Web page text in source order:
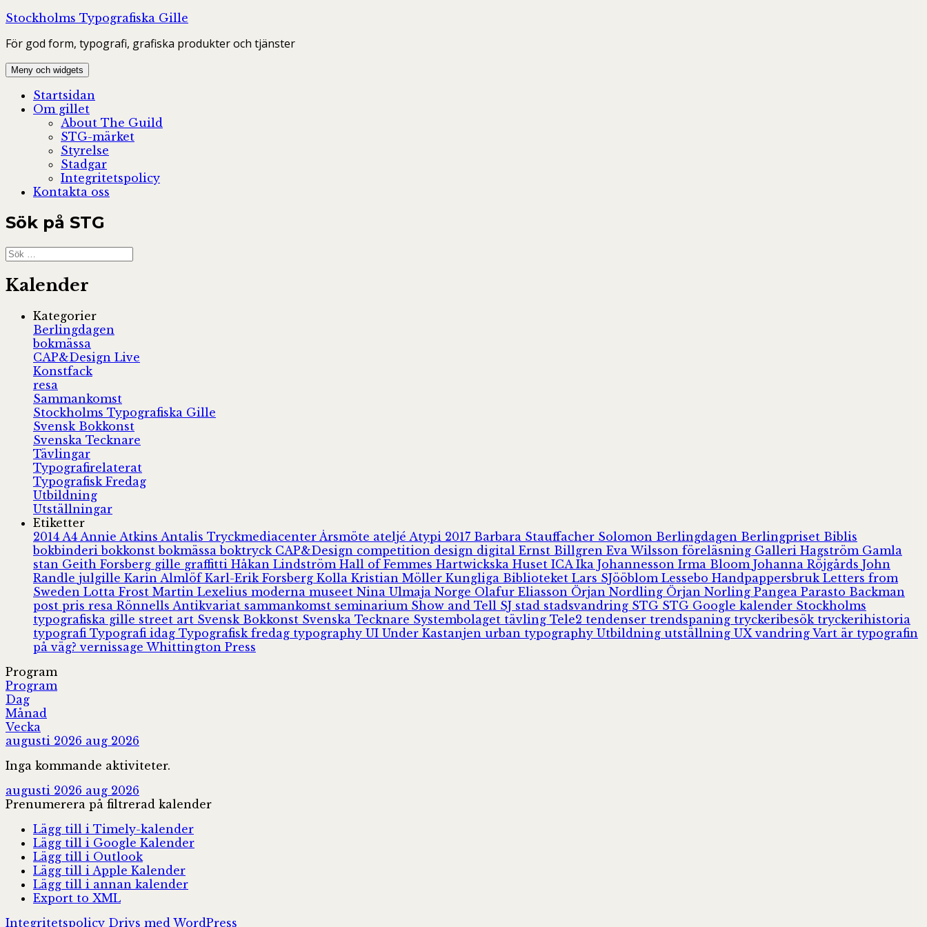
Hoppa
innehåll
Stockholms Typografiska Gille
För god form, typografi, grafiska produkter och tjänster
Meny och widgets
Startsidan
Om gillet
About The Guild
STG-märket
Styrelse
Stadgar
Integritetspolicy
Kontakta oss
Sök på STG
Sök
efter:
Kalender
Kategorier
Berlingdagen
bokmässa
CAP&Design Live
Konstfack
resa
Sammankomst
Stockholms Typografiska Gille
Svensk Bokkonst
Svenska Tecknare
Tävlingar
Typografirelaterat
Typografisk Fredag
Utbildning
Utställningar
Etiketter
2014 A4 Annie Atkins Antalis Tryckmediacenter Årsmöte ateljé Atypi 2017 Barbara Stauffacher Solomon Berlingdagen Berlingpriset Biblis
bokbinderibokkonstbokmässaboktryck CAP&Design competition design digital Ernst Billgren Eva Wilsson föreläsning Galleri Hagström Gamla
stan Geith Forsberg gille graffitti Håkan Lindström Hall of Femmes Hartwickska Huset ICA Ika Johannesson Irma Bloom Johanna Röjgårds John
Randle julgille Karin Almlöf Karl-Erik Forsberg Kolla Kristian Möller Kungliga Biblioteket Lars SJööblom Lessebo Handpappersbruk Letters from
Sweden Lotta Frost Martin Lexelius moderna museet Nina Ulmaja Norge Olafur Eliasson Örjan Nordling Örjan Norling Pangea Parasto Backman
post pris resa Rönnells Antikvariat sammankomst seminarium Show and Tell SJ stad stadsvandring STG STG Google kalender Stockholms
typografiska gille street art Svensk Bokkonst Svenska Tecknare Systembolaget tävling Tele2 tendenser trendspaning tryckeribesök tryckerihistoria
typografi Typografi idag Typografisk fredag typography UI Under Kastanjen urban typography Utbildning utställning UXvandring Vart är typografin
på väg?vernissage Whittington Press
Program
Program
Dag
Månad
Vecka
augusti 2026 aug 2026
Inga kommande aktiviteter.
augusti 2026 aug 2026
Prenumerera på filtrerad kalender
Lägg till i Timely-kalender
Lägg till i Google Kalender
Lägg till i Outlook
Lägg till i Apple Kalender
Lägg till i annan kalender
Export to XML
Integritetspolicy Drivs med WordPress